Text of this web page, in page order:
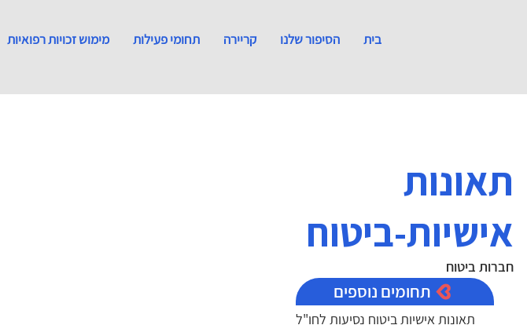
בית הסיפור שלנו קריירה תחומי פעילות מימוש זכויות רפואיות
תאונות
אישיות-ביטוח
חברות ביטוח
תחומים נוספים
תאונות אישיות ביטוח נסיעות לחו"ל